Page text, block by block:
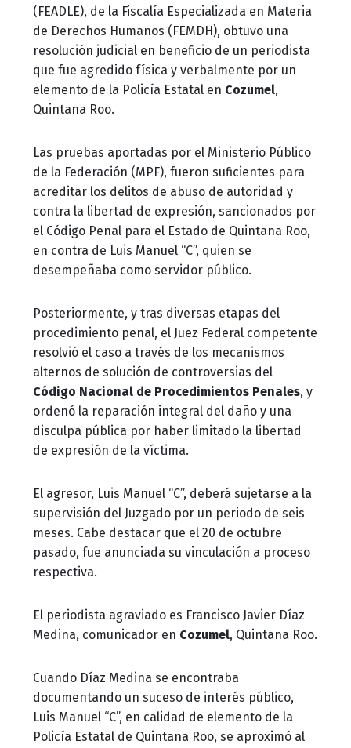
(FEADLE), de la Fiscalía Especializada en Materia
de Derechos Humanos (FEMDH), obtuvo una
resolución judicial en beneficio de un periodista
que fue agredido física y verbalmente por un
elemento de la Policía Estatal en Cozumel,
Quintana Roo.
Las pruebas aportadas por el Ministerio Público
de la Federación (MPF), fueron suficientes para
acreditar los delitos de abuso de autoridad y
contra la libertad de expresión, sancionados por
el Código Penal para el Estado de Quintana Roo,
en contra de Luis Manuel “C”, quien se
desempeñaba como servidor público.
Posteriormente, y tras diversas etapas del
procedimiento penal, el Juez Federal competente
resolvió el caso a través de los mecanismos
alternos de solución de controversias del
Código Nacional de Procedimientos Penales, y
ordenó la reparación integral del daño y una
disculpa pública por haber limitado la libertad
de expresión de la víctima.
El agresor, Luis Manuel “C”, deberá sujetarse a la
supervisión del Juzgado por un periodo de seis
meses. Cabe destacar que el 20 de octubre
pasado, fue anunciada su vinculación a proceso
respectiva.
El periodista agraviado es Francisco Javier Díaz
Medina, comunicador en Cozumel, Quintana Roo.
Cuando Díaz Medina se encontraba
documentando un suceso de interés público,
Luis Manuel “C”, en calidad de elemento de la
Policía Estatal de Quintana Roo, se aproximó al